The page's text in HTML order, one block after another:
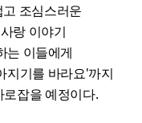
조심스러운
랑 이야기
는 이들에게
지기를 바라요'까지
잡을 예정이다.